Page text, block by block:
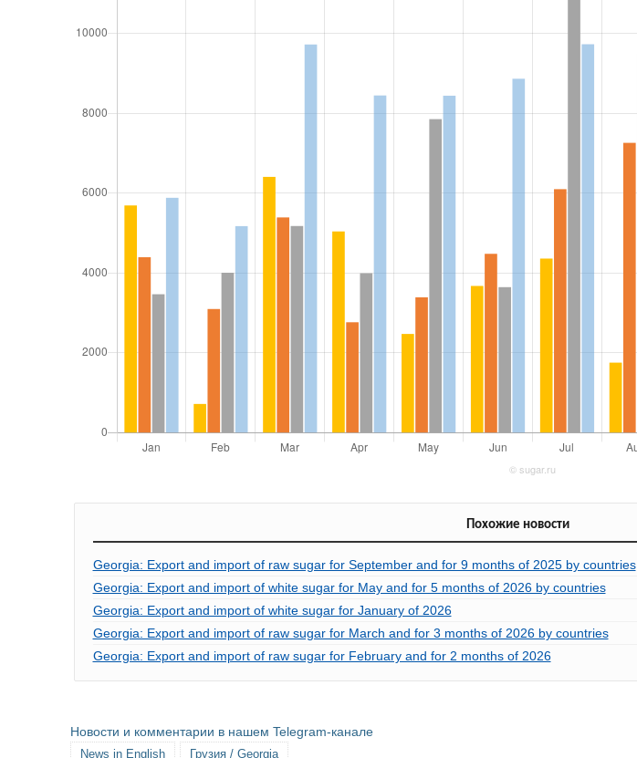
Похожие новости
Georgia: Export and import of raw sugar for September and for 9 months of 2025 by countries
Georgia: Export and import of white sugar for May and for 5 months of 2026 by countries
Georgia: Export and import of white sugar for January of 2026
Georgia: Export and import of raw sugar for March and for 3 months of 2026 by countries
Georgia: Export and import of raw sugar for February and for 2 months of 2026
Новости и комментарии в нашем Telegram-канале
News in English Грузия / Georgia